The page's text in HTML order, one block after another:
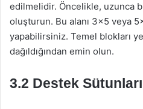
edilmelidir. Öncelikle, uzunca
oluşturun. Bu alanı 3×5 veya
yapabilirsiniz. Temel blokları
dağıldığından emin olun.
3.2 Destek Sütunları